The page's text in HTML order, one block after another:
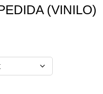
(VINILO)